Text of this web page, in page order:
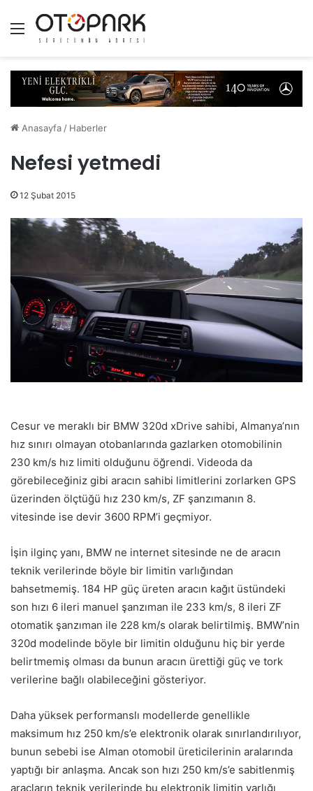
Menü
Anasayfa / Haberler
Nefesi yetmedi
12 Şubat 2015
Cesur ve meraklı bir BMW 320d xDrive sahibi, Almanya’nın
hız sınırı olmayan otobanlarında gazlarken otomobilinin
230 km/s hız limiti olduğunu öğrendi. Videoda da
görebileceğiniz gibi aracın sahibi limitlerini zorlarken GPS
üzerinden ölçtüğü hız 230 km/s, ZF şanzımanın 8.
vitesinde ise devir 3600 RPM’i geçmiyor.
İşin ilginç yanı, BMW ne internet sitesinde ne de aracın
teknik verilerinde böyle bir limitin varlığından
bahsetmemiş. 184 HP güç üreten aracın kağıt üstündeki
son hızı 6 ileri manuel şanzıman ile 233 km/s, 8 ileri ZF
otomatik şanzıman ile 228 km/s olarak belirtilmiş. BMW’nin
320d modelinde böyle bir limitin olduğunu hiç bir yerde
belirtmemiş olması da bunun aracın ürettiği güç ve tork
verilerine bağlı olabileceğini gösteriyor.
Daha yüksek performanslı modellerde genellikle
maksimum hız 250 km/s’e elektronik olarak sınırlandırılıyor,
bunun sebebi ise Alman otomobil üreticilerinin aralarında
yaptığı bir anlaşma. Ancak son hızı 250 km/s’e sabitlenmiş
araçların teknik verilerinde bu elektronik limitin varlığı